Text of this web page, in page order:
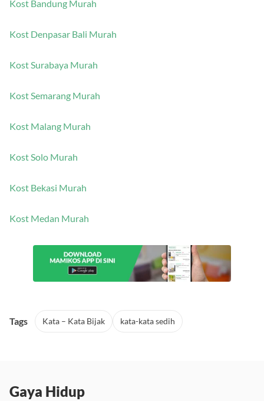
Kost Bandung Murah
Kost Denpasar Bali Murah
Kost Surabaya Murah
Kost Semarang Murah
Kost Malang Murah
Kost Solo Murah
Kost Bekasi Murah
Kost Medan Murah
Tags Kata – Kata Bijak kata-kata sedih
Gaya Hidup